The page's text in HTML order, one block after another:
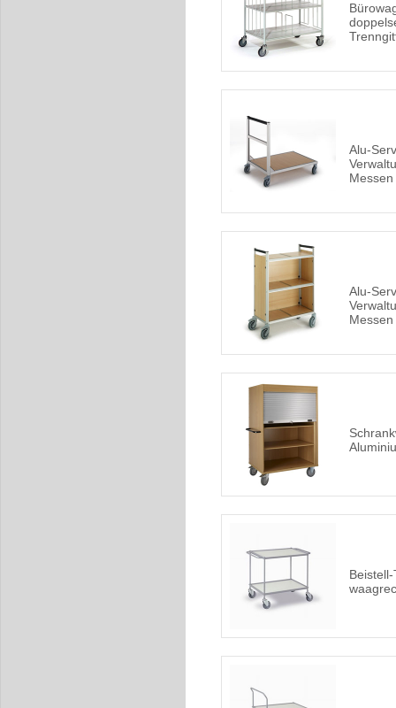
Alu-
Messen
Alu-
Messen